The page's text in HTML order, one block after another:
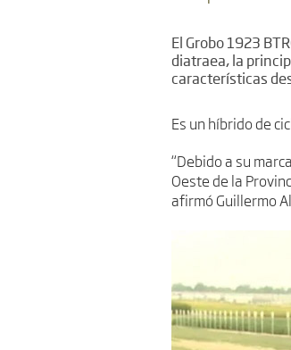
El Grobo 1923
diatraea, la
características
Es un híbrido de
“Debido a su
Oeste de la
afirmó Guillermo